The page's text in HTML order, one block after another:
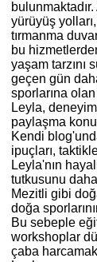
yürüyüş
tırmanma
bu
yaşam tarzını
geçen gün
sporlarına
Leyla,
paylaşma
Kendi
ipuçları,
Leyla'nın
tutkusunu
Mezitli gibi
doğa
Bu sebeple
workshoplar
çaba